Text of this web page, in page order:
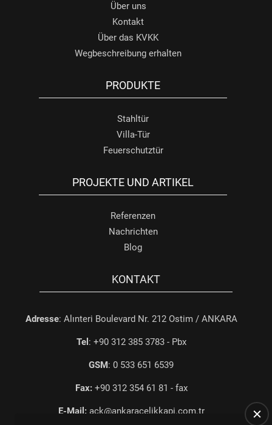
Über uns
Kontakt
Über das KVKK
Wegbeschreibung erhalten
PRODUKTE
Stahltür
Villa-Tür
Feuerschutztür
PROJEKTE UND ARTIKEL
Referenzen
Nachrichten
Blog
KONTAKT
Adresse: Alınteri Boulevard Nr. 212 Ostim / ANKARA
Tel : +90 312 385 3783 - Pbx
GSM: 0 533 651 6539
Fax:+90 312 354 61 81 - fax
E-Mail:ack@ankaracelikkapi.com.tr